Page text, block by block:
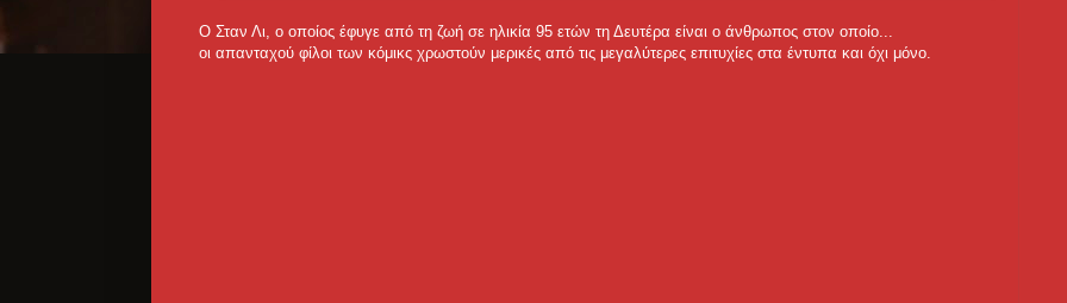
Ο Σταν Λι, ο οποίος έφυγε από τη ζωή σε ηλικία 95 ετών τη Δευτέρα είναι ο άνθρωπος στον οποίο...
οι απανταχού φίλοι των κόμικς χρωστούν μερικές από τις μεγαλύτερες επιτυχίες στα έντυπα και όχι μόνο.